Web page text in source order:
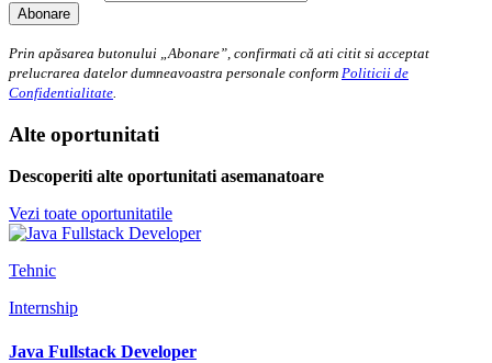
Prin apăsarea butonului „Abonare”, confirmati că ati citit si acceptat
prelucrarea datelor dumneavoastra personale conform Politicii de
Confidentialitate.
Alte oportunitati
Descoperiti alte oportunitati asemanatoare
Vezi toate oportunitatile
Tehnic
Internship
Java Fullstack Developer